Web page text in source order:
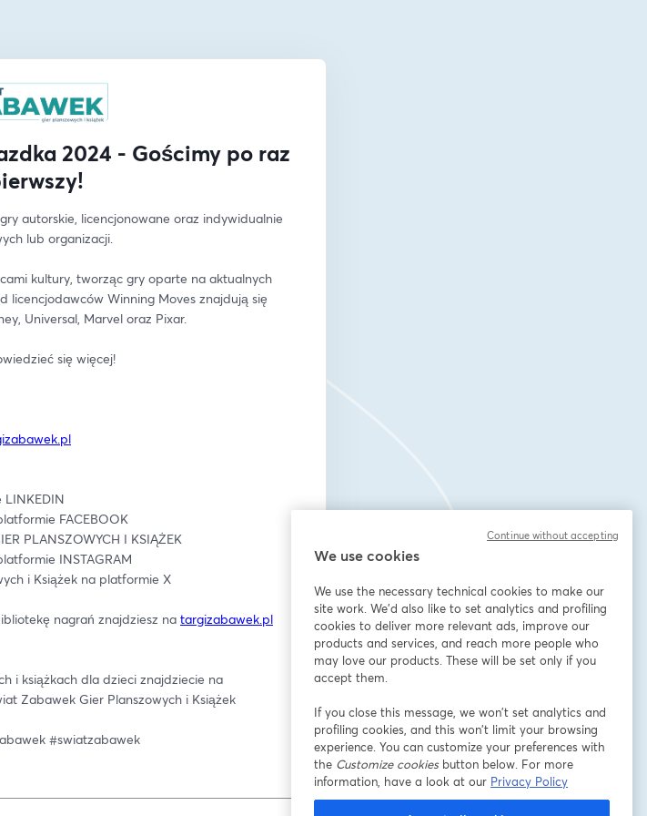
2024 - Gościmy po raz
autorskie, licencjonowane oraz indywidualnie
lub organizacji.
kultury, tworząc gry oparte na aktualnych
Winning Moves znajdują się
Universal, Marvel oraz Pixar.
się więcej!
FACEBOOK
PLANSZOWYCH I KSIĄŻEK
INSTAGRAM
i Książek na platformie X
nagrań znajdziesz na targizabawek.pl
Zabawek Gier Planszowych i Książek
#swiatzabawek
We use cookies
We use the necessary technical cookies to make our
site work. We'd also like to set analytics and profiling
cookies to deliver more relevant ads, improve our
products and services, and reach more people who
may love our products. These will be set only if you
accept them.
If you close this message, we won’t set analytics and
profiling cookies, and this won’t limit your browsing
experience. You can customize your preferences with
the Customize cookiesbutton below. For more
information, have a look at our Privacy Policy
Continue without accepting